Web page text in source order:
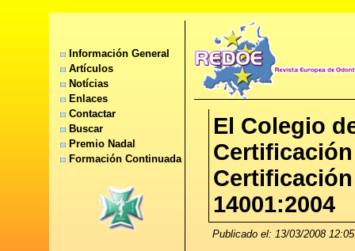
Información General
Artículos
Notícias
Enlaces
Contactar
Buscar
Premio Nadal
Formación Continuada
El Colegio
14001:2004
Publicado el: 13/03/2008